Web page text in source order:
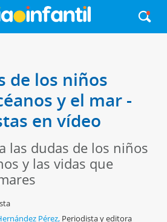
de los niños
y el mar -
en vídeo
las dudas de los niños
y las vidas que
Pérez, Periodista y editora